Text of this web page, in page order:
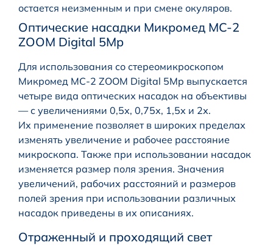
остается неизменным и при смене окуляров.
Оптические насадки Микромед MC-2
ZOOM Digital 5Mp
Для использования со стереомикроскопом
Микромед MC-2 ZOOM Digital 5Mp выпускается
четыре вида оптических насадок на объективы
— с увеличениями 0,5х, 0,75х, 1,5х и 2х.
Их применение позволяет в широких пределах
изменять увеличение и рабочее расстояние
микроскопа. Также при использовании насадок
изменяется размер поля зрения. Значения
увеличений, рабочих расстояний и размеров
полей зрения при использовании различных
насадок приведены в их описаниях.
Отраженный и проходящий свет